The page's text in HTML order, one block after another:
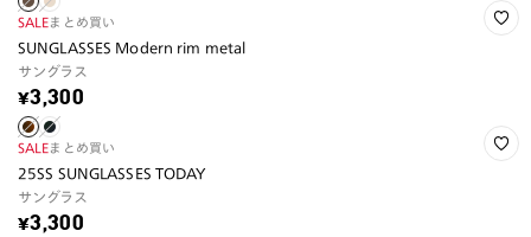
SALEまとめ買い
SUNGLASSES Modern rim metal
サングラス
¥3,300
SALEまとめ買い
25SS SUNGLASSES TODAY
サングラス
¥3,300